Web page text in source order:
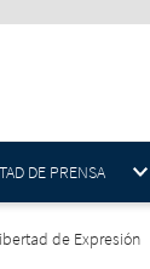
DE PRENSA
de Expresión